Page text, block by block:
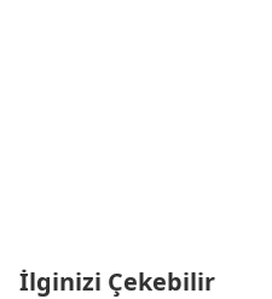
İlginizi Çekebilir